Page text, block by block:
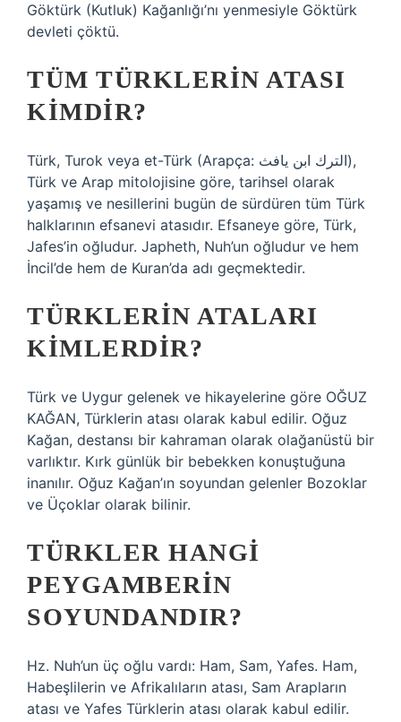
Göktürk (Kutluk) Kağanlığı’nı yenmesiyle Göktürk
devleti çöktü.
TÜM TÜRKLERIN ATASI
KIMDIR?
Türk, Turok veya et-Türk (Arapça: الترك ابن يافث),
Türk ve Arap mitolojisine göre, tarihsel olarak
yaşamış ve nesillerini bugün de sürdüren tüm Türk
halklarının efsanevi atasıdır. Efsaneye göre, Türk,
Jafes’in oğludur. Japheth, Nuh’un oğludur ve hem
İncil’de hem de Kuran’da adı geçmektedir.
TÜRKLERIN ATALARI
KIMLERDIR?
Türk ve Uygur gelenek ve hikayelerine göre OĞUZ
KAĞAN, Türklerin atası olarak kabul edilir. Oğuz
Kağan, destansı bir kahraman olarak olağanüstü bir
varlıktır. Kırk günlük bir bebekken konuştuğuna
inanılır. Oğuz Kağan’ın soyundan gelenler Bozoklar
ve Üçoklar olarak bilinir.
TÜRKLER HANGI
PEYGAMBERIN
SOYUNDANDIR?
Hz. Nuh’un üç oğlu vardı: Ham, Sam, Yafes. Ham,
Habeşlilerin ve Afrikalıların atası, Sam Arapların
atası ve Yafes Türklerin atası olarak kabul edilir.